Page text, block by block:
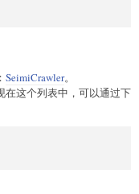
b开头 a startwith b
b   （JsoupXpath
b   （JsoupXpath扩展）
b   （JsoupXpath扩展）
SeimiCrawler。
在这个列表中，可以通过下